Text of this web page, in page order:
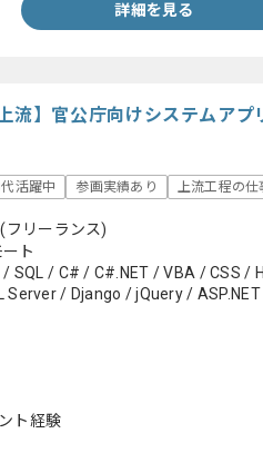
詳細を見る
流】官公庁向けシステムア
活躍中 参画実績あり 上流工程の仕
(フリーランス)
ト
SQL / C# / C#.NET / VBA / CSS /
Server / Django / jQuery /
ト経験